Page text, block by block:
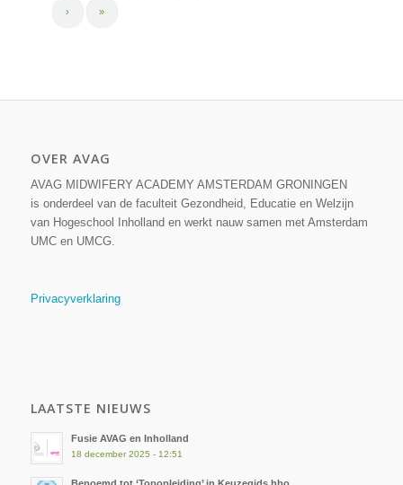
› »
OVER AVAG
AVAG MIDWIFERY ACADEMY AMSTERDAM GRONINGEN
is onderdeel van de faculteit Gezondheid, Educatie en Welzijn
van Hogeschool Inholland en werkt nauw samen met Amsterdam
UMC en UMCG.
Privacyverklaring
LAATSTE NIEUWS
Fusie AVAG en Inholland
18 december 2025 - 12:51
Benoemd tot ‘Topopleiding’ in Keuzegids hbo